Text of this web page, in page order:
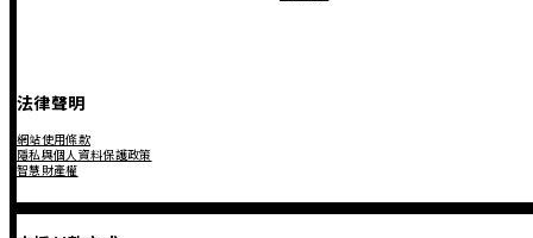
法律聲明
網站使用條款
隱私與個人資料保護政策
智慧財產權